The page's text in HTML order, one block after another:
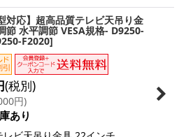
対応】超高品質テレビ天吊り金
節 水平調節 VESA規格- D9250-
F2020]
(税別)
円)
あり